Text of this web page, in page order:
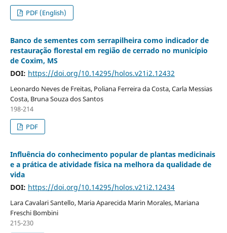
PDF (English)
Banco de sementes com serrapilheira como indicador de
restauração florestal em região de cerrado no município
de Coxim, MS
DOI: https://doi.org/10.14295/holos.v21i2.12432
Leonardo Neves de Freitas, Poliana Ferreira da Costa, Carla Messias
Costa, Bruna Souza dos Santos
198-214
PDF
Influência do conhecimento popular de plantas medicinais
e a prática de atividade física na melhora da qualidade de
vida
DOI: https://doi.org/10.14295/holos.v21i2.12434
Lara Cavalari Santello, Maria Aparecida Marin Morales, Mariana
Freschi Bombini
215-230